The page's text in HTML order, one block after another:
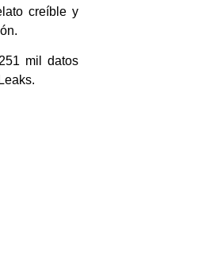
creíble y
mil datos